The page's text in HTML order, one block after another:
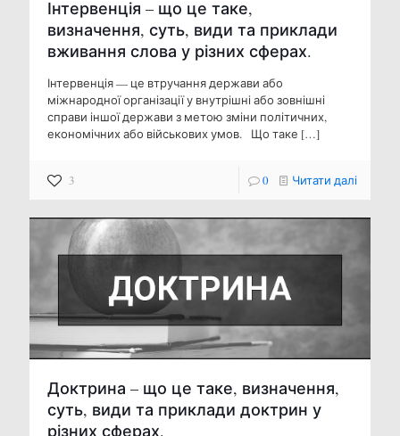
Інтервенція – що це таке,
визначення, суть, види та приклади
вживання слова у різних сферах.
Інтервенція — це втручання держави або
міжнародної організації у внутрішні або зовнішні
справи іншої держави з метою зміни політичних,
економічних або військових умов. Що таке […]
3 0 Читати далі
Доктрина – що це таке, визначення,
суть, види та приклади доктрин у
різних сферах.